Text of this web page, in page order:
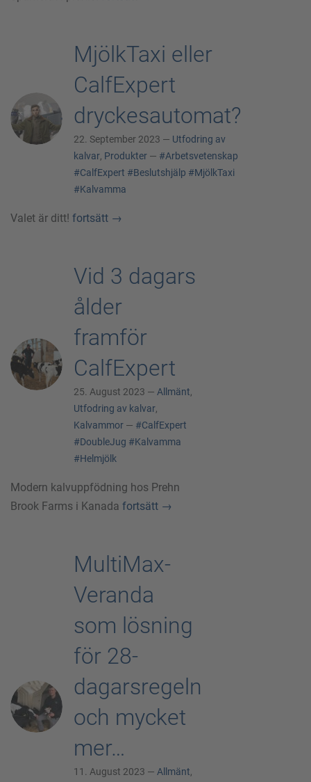
MjölkTaxi eller
CalfExpert
dryckesautomat?
22. September 2023 — Utfodring av
kalvar, Produkter — #Arbetsvetenskap
#CalfExpert #Beslutshjälp #MjölkTaxi
#Kalvamma
Valet är ditt! fortsätt →
Vid 3 dagars
ålder
framför
CalfExpert
25. August 2023 — Allmänt,
Utfodring av kalvar,
Kalvammor — #CalfExpert
#DoubleJug #Kalvamma
#Helmjölk
Modern kalvuppfödning hos Prehn
Brook Farms i Kanada fortsätt →
MultiMax-
Veranda
som lösning
för 28-
dagarsregeln
och mycket
mer…
11. August 2023 — Allmänt,